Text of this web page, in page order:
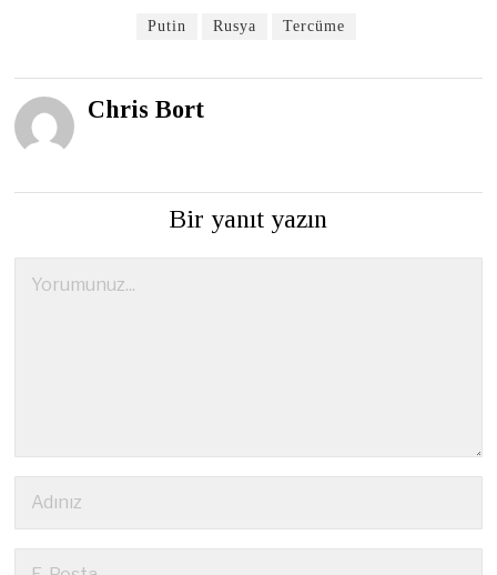
Putin Rusya Tercüme
Chris Bort
Bir yanıt yazın